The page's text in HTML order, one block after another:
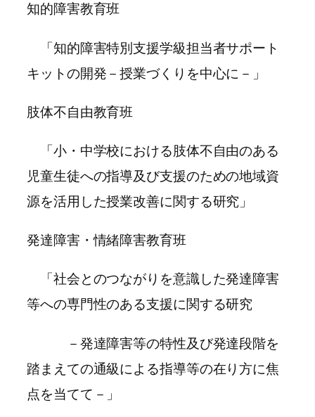
知的障害教育班
「知的障害特別支援学級担当者サポート
キットの開発－授業づくりを中心に－」
肢体不自由教育班
「小・中学校における肢体不自由のある
児童生徒への指導及び支援のための地域資
源を活用した授業改善に関する研究」
発達障害・情緒障害教育班
「社会とのつながりを意識した発達障害
等への専門性のある支援に関する研究
－発達障害等の特性及び発達段階を
踏まえての通級による指導等の在り方に焦
点を当てて－」